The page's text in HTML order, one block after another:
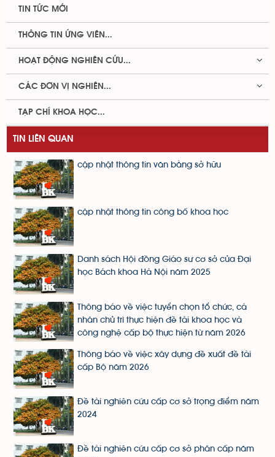
TIN TỨC MỚI
THÔNG TIN ỨNG VIÊN...
HOẠT ĐỘNG NGHIÊN CỨU...
CÁC ĐƠN VỊ NGHIÊN...
TẠP CHÍ KHOA HỌC...
TIN LIÊN QUAN
cập nhật thông tin văn bằng sở hữu
cập nhật thông tin công bố khoa học
Danh sách Hội đồng Giáo sư cơ sở của Đại
học Bách khoa Hà Nội năm 2025
Thông báo về việc tuyển chọn tổ chức, cá
nhân chủ trì thực hiện đề tài khoa học và
công nghệ cấp bộ thực hiện từ năm 2026
Thông báo về việc xây dựng đề xuất đề tài
cấp Bộ năm 2026
Đề tài nghiên cứu cấp cơ sở trọng điểm năm
2024
Đề tài nghiên cứu cấp cơ sở phân cấp năm